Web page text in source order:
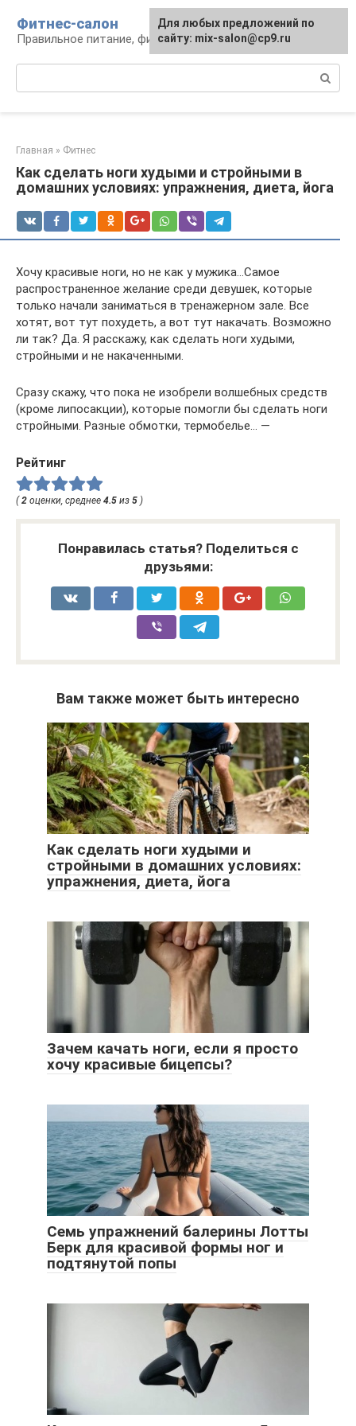
контенту
Фитнес-салон
Правильное питание, фитнес, образ жизни
Главная » Фитнес
Как сделать ноги худыми и стройными в
домашних условиях: упражнения, диета, йога
Хочу красивые ноги, но не как у мужика…Самое
распространенное желание среди девушек, которые
только начали заниматься в тренажерном зале. Все
хотят, вот тут похудеть, а вот тут накачать. Возможно
ли так? Да. Я расскажу, как сделать ноги худыми,
стройными и не накаченными.
Сразу скажу, что пока не изобрели волшебных средств
(кроме липосакции), которые помогли бы сделать ноги
стройными. Разные обмотки, термобелье… —
Рейтинг
(2 оценки, среднее 4.5 из 5 )
Понравилась статья? Поделиться с
друзьями:
Вам также может быть интересно
Как сделать ноги худыми и
стройными в домашних условиях:
упражнения, диета, йога
Зачем качать ноги, если я просто
хочу красивые бицепсы?
Семь упражнений балерины Лотты
Берк для красивой формы ног и
подтянутой попы
Для любых предложений по
сайту: mix-salon@cp9.ru